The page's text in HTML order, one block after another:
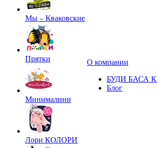
Мы – Кваковские
Прятки
Минималини
Лори КОЛОРИ
О компании
БУДИ БАСА
Блог